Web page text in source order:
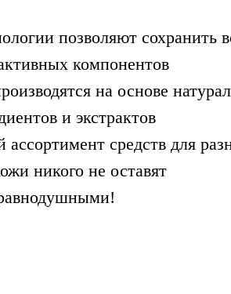
позволяют сохранить
компонентов
на основе
и экстрактов
средств для
никого не оставят